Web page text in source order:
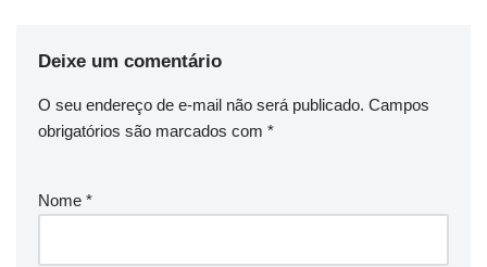
Deixe um comentário
O seu endereço de e-mail não será publicado. Campos
obrigatórios são marcados com *
Nome *